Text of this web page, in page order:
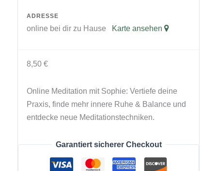
ADRESSE
online bei dir zu Hause Karte ansehen
8,50 €
Online Meditation mit Sophie: Vertiefe deine
Praxis, finde mehr innere Ruhe & Balance und
entdecke neue Meditationstechniken.
Garantiert sicherer Checkout